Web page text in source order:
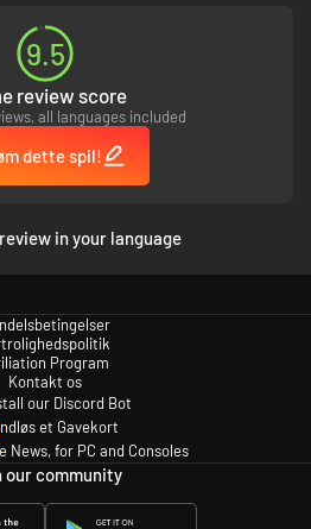
9.5
review score
all languages included
dette spil!
in your language
Program
Kontakt os
our Discord Bot
et Gavekort
News, for PC and Consoles
our community